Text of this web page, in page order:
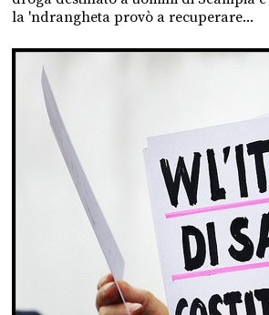
la 'ndrangheta provò a recuperare...